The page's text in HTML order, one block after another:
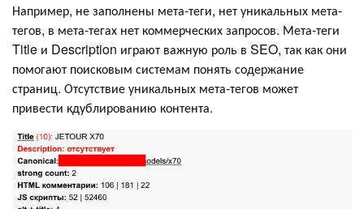
Например, не заполнены мета-теги, нет уникальных мета-
тегов, в мета-тегах нет коммерческих запросов. Мета-теги
Title и Description играют важную роль в SEO, так как они
помогают поисковым системам понять содержание
страниц. Отсутствие уникальных мета-тегов может
привести кдублированию контента.